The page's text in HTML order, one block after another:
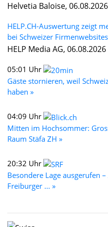
Helvetia Baloise, 06.08.2026
HELP.CH-Auswertung zeigt
bei Schweizer Firmenwebsites
HELP Media AG, 06.08.2026
05:01 Uhr
Gäste stornieren, weil
haben »
04:09 Uhr
Mitten im Hochsommer:
Raum Stäfa ZH »
20:32 Uhr
Besondere Lage ausgerufen
Freiburger ... »